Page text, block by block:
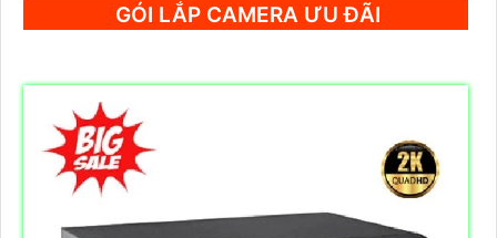
GÓI LẮP CAMERA ƯU ĐÃI